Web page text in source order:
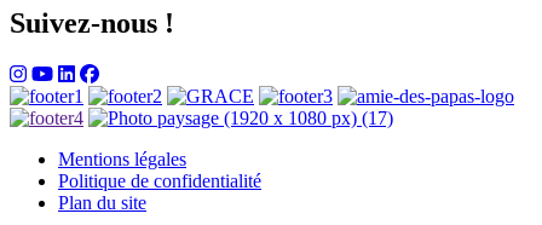
Suivez-nous !
Mentions légales
Politique de confidentialité
Plan du site